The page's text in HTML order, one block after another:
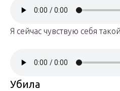
Я сейчас чувствую себя
Убила